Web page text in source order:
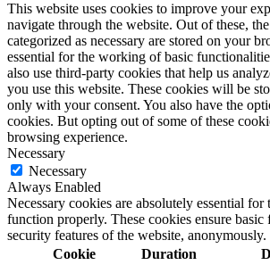
This website uses cookies to improve your
navigate through the website. Out of these,
categorized as necessary are stored on your
essential for the working of basic
also use third-party cookies that help us
you use this website. These cookies will be
only with your consent. You also have the
cookies. But opting out of some of these
browsing experience.
Necessary
Necessary
Always Enabled
Necessary cookies are absolutely essential for
function properly. These cookies ensure basic
security features of the website, anonymously.
Cookie
Duration